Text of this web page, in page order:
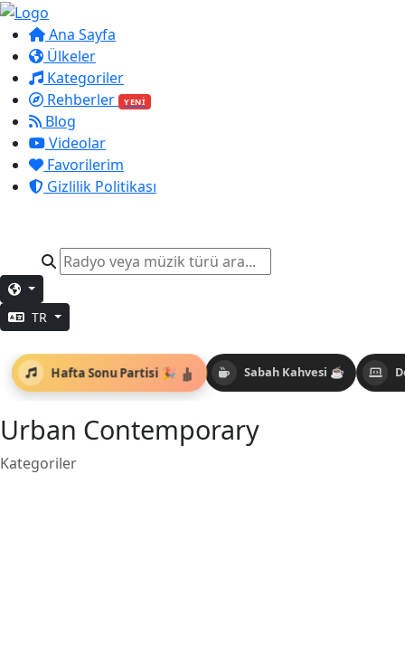
Ana Sayfa
Ülkeler
Kategoriler
Rehberler
YENİ
Blog
Videolar
Favorilerim
Gizlilik Politikası
TR
Sabah Kahvesi ☕
Hafta Sonu Partisi 🎉
Urban Contemporary
Kategoriler